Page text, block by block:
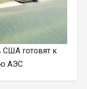
готовят к
АЭС